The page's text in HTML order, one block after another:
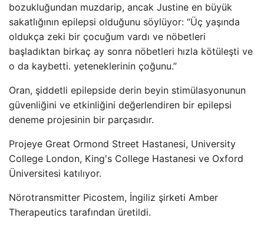
bozukluğundan muzdarip, ancak Justine en büyük
sakatlığının epilepsi olduğunu söylüyor: “Üç yaşında
oldukça zeki bir çocuğum vardı ve nöbetleri
başladıktan birkaç ay sonra nöbetleri hızla kötüleşti ve
o da kaybetti. yeteneklerinin çoğunu.”
Oran, şiddetli epilepside derin beyin stimülasyonunun
güvenliğini ve etkinliğini değerlendiren bir epilepsi
deneme projesinin bir parçasıdır.
Projeye Great Ormond Street Hastanesi, University
College London, King's College Hastanesi ve Oxford
Üniversitesi katılıyor.
Nörotransmitter Picostem, İngiliz şirketi Amber
Therapeutics tarafından üretildi.